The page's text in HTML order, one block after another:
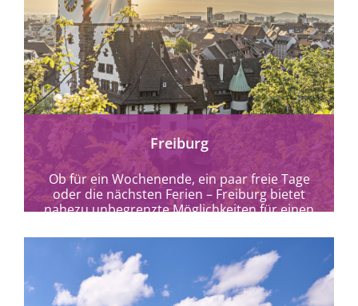
mehr erfahren
Freiburg
Ob für ein Wochenende, ein paar freie Tage
oder die nächsten Ferien – Freiburg bietet
nahezu unbegrenzte Möglichkeiten für einen